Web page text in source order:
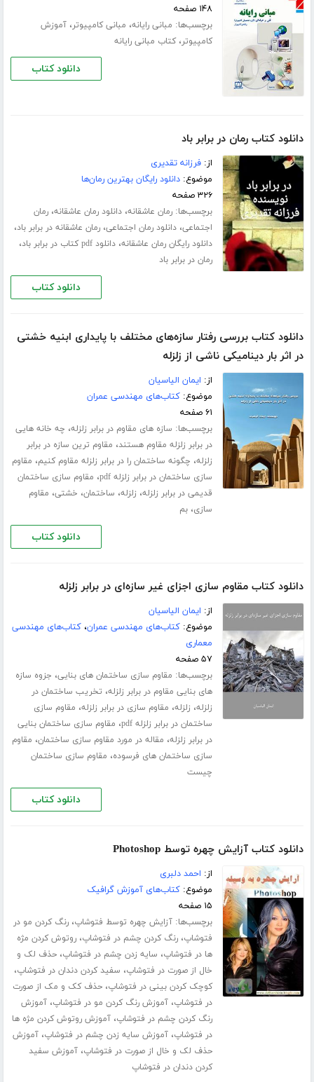
۱۴۸ صفحه
برچسب‌ها: مبانی رایانه، مبانی کامپیوتر،آموزش
کامپیوتر،کتاب مبانی رایانه
دانلود کتاب
دانلود کتاب رمان در برابر باد
از:فرزانه تقدیری
موضوع:دانلود رایگان بهترین رمان‌ها
۳۲۶ صفحه
برچسب‌ها:رمان عاشقانه،دانلود رمان عاشقانه،رمان
اجتماعی،دانلود رمان اجتماعی،رمان عاشقانه در برابر باد،
دانلود رایگان رمان عاشقانه،دانلود pdf کتاب در برابر باد ،
رمان در برابر باد
دانلود کتاب
دانلود کتاب بررسی رفتار سازه‌های مختلف با پایداری ابنیه خشتی
در اثر بار دینامیکی ناشی از زلزله
از: ایمان الیاسیان
موضوع:کتاب‌های مهندسی عمران
۶۱ صفحه
برچسب‌ها: سازه های مقاوم در برابر زلزله، چه خانه هایی
در برابر زلزله مقاوم هستند، مقاوم ترین سازه در برابر
زلزله، چگونه ساختمان را در برابر زلزله مقاوم کنیم، مقاوم
سازی ساختمان در برابر زلزله pdf
، مقاوم سازی ساختمان
قدیمی در برابر زلزله، زلزله، ساختمان، خشتی، مقاوم
سازی،بم
دانلود کتاب
دانلود کتاب مقاوم سازی اجزای غیر سازه‌ای در برابر زلزله
از: ایمان الیاسیان
موضوع:کتاب‌های مهندسی عمران،کتاب‌های مهندسی
معماری
۵۷ صفحه
برچسب‌ها: مقاوم سازی ساختمان های بنایی، جزوه سازه
های بنایی مقاوم در برابر زلزله، تخریب ساختمان در
زلزله، زلزله، مقاوم سازی در برابر زلزله، مقاوم سازی
ساختمان در برابر زلزله pdf
، مقاوم سازی ساختمان بنایی
در برابر زلزله، مقاله در مورد مقاوم سازی ساختمان، مقاوم
سازی ساختمان های فرسوده، مقاوم سازی ساختمان
چیست
دانلود کتاب
دانلود کتاب آزایش چهره توسط Photoshop
از: احمد دلبری
موضوع:کتاب‌های آموزش گرافیک
۱۵ صفحه
برچسب‌ها:آزایش چهره توسط فتوشاپ،رنگ کردن مو در
فتوشاپ،رنگ کردن چشم در فتوشاپ،روتوش کردن مژه
ها در فتوشاپ، سایه زدن چشم در فتوشاپ،حذف لک و
خال از صورت در فتوشاپ، سفید کردن دندان در فتوشاپ،
کوچک کردن بینی در فتوشاپ،حذف کک و مک از صورت
در فتوشاپ،آموزش رنگ کردن مو در فتوشاپ،آموزش
رنگ کردن چشم در فتوشاپ،آموزش روتوش کردن مژه ها
در فتوشاپ،آموزش سایه زدن چشم در فتوشاپ،آموزش
حذف لک و خال از صورت در فتوشاپ،آموزش سفید
کردن دندان در فتوشاپ